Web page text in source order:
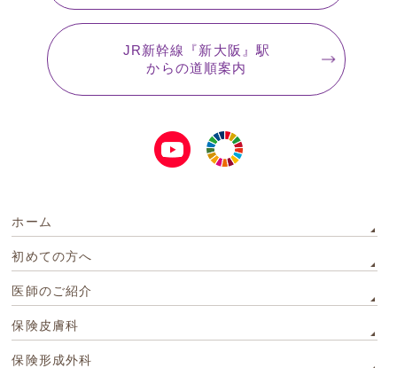
JR新幹線『新大阪』駅
からの道順案内
ホーム
初めての方へ
医師のご紹介
保険皮膚科
保険形成外科